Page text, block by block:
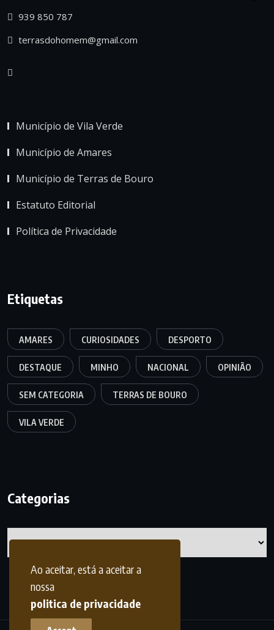
Ao aceitar, está a aceitar a
nossa
politica de privacidade
939 850 787
terrasdohomem@gmail.com
Município de Vila Verde
Município de Amares
Município de Terras de Bouro
Estatuto Editorial
Política de Privacidade
Etiquetas
AMARES CURIOSIDADES DESPORTO
DESTAQUE MINHO NACIONAL OPINIÃO
SEM CATEGORIA TERRAS DE BOURO
VILA VERDE
Categorias